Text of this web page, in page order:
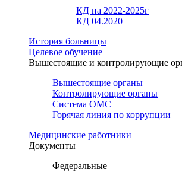
КД на 2022-2025г
КД 04.2020
История больницы
Целевое обучение
Вышестоящие и контролирующие
Вышестоящие органы
Контролирующие органы
Система ОМС
Горячая линия по коррупции
Медицинские работники
Документы
Федеральные